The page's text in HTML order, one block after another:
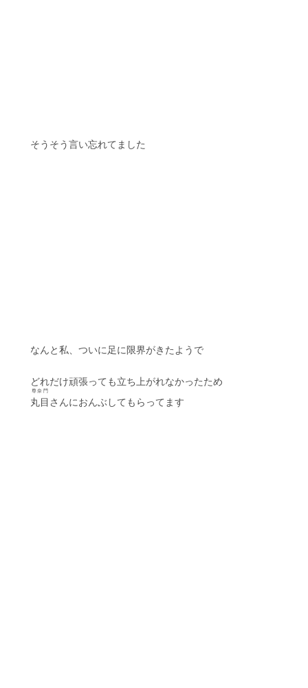
そうそう言い忘れてました
なんと私、ついに足に限界がきたようで
どれだけ頑張っても立ち上がれなかったため
丸目
尊奈門
さんにおんぶしてもらってます